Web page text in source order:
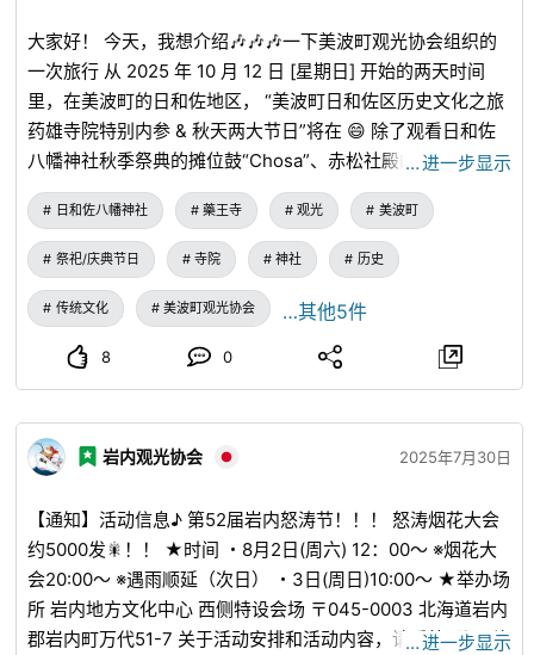
大家好！ 今天，我想介绍🎶🎶🎶一下美波町观光协会组织的
一次旅行 从 2025 年 10 月 12 日 [星期日] 开始的两天时间
里，在美波町的日和佐地区， “美波町日和佐区历史文化之旅
药雄寺院特别内参 & 秋天两大节日”将在 😄 除了观看日和佐
八幡神社秋季祭典的摊位鼓“Chosa”、赤松社殿的奉献吹管烟
花外，您还可以参加四国 88 处圣地第 23 座寺庙——药尾寺
院的特别内参！ ！！ 请🎵😆享受充满历史气息的秋天
hiwasa 有关旅行和如何申请的更多信息，请参阅传单！ 我们
期待您的参与！ * 此行程仅限女性参加。
…进一步显示
日和佐八幡神社 藥王寺 观光 美波町
祭祀/庆典节日 寺院 神社 历史
传统文化 美波町观光协会 …其他5件
8 0
岩内观光协会 2025年7月30日
【通知】活动信息♪ 第52届岩内怒涛节！！！ 怒涛烟花大会
约5000发🎇！！ ★时间 ・8月2日(周六) 12：00～ ※烟花大
会20:00～ ※遇雨顺延（次日） ・3日(周日)10:00～ ★举办场
所 岩内地方文化中心 西侧特设会场 〒045-0003 北海道岩内
郡岩内町万代51-7 关于活动安排和活动内容，请看第2张图片
…进一步显示